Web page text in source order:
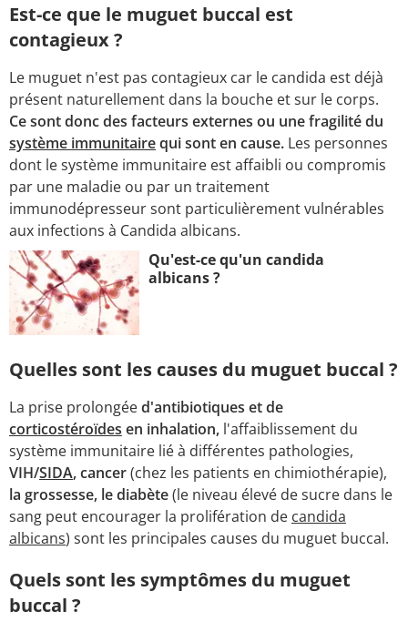
Est-ce que le muguet buccal est
contagieux ?
Le muguet n'est pas contagieux car le candida est déjà
présent naturellement dans la bouche et sur le corps.
Ce sont donc des facteurs externes ou une fragilité du
système immunitairequi sont en cause. Les personnes
dont le système immunitaire est affaibli ou compromis
par une maladie ou par un traitement
immunodépresseur sont particulièrement vulnérables
aux infections à Candida albicans.
Qu'est-ce qu'un candida
albicans ?
Quelles sont les causes du muguet buccal ?
La prise prolongéed'antibiotiques et de
corticostéroïdes en inhalation, l'affaiblissement du
système immunitaire lié à différentes pathologies,
VIH/SIDA, cancer(chez les patients en chimiothérapie),
la grossesse, le diabète(le niveau élevé de sucre dans le
sang peut encourager la prolifération de candida
albicans) sont les principales causes du muguet buccal.
Quels sont les symptômes du muguet
buccal ?